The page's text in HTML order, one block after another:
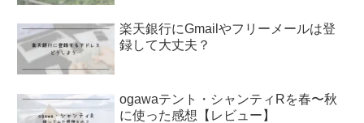
楽天銀行にGmailやフリーメールは登
録して大丈夫？
ogawaテント・シャンティRを春〜秋
に使った感想【レビュー】